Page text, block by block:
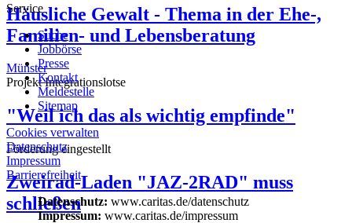
Häusliche Gewalt - Thema in der Ehe-,
Familien- und Lebensberatung
Münster
Projekt Integrationslotse
"Weil ich das als wichtig empfinde"
Förderung eingestellt
Zweirad-Laden "JAZ-2RAD" muss
schließen
Service
Suche
Jobbörse
Presse
Kontakt
Meldestelle
Sitemap
Cookies verwalten
Datenschutz
Impressum
Barrierefreiheit
Datenschutz: www.caritas.de/datenschutz
Impressum: www.caritas.de/impressum